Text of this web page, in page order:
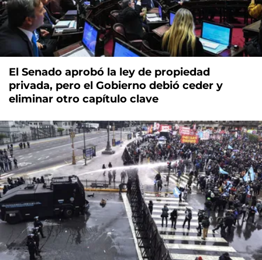
El Senado aprobó la ley de propiedad
privada, pero el Gobierno debió ceder y
eliminar otro capítulo clave